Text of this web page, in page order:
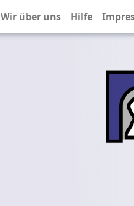
Wir über uns Hilfe